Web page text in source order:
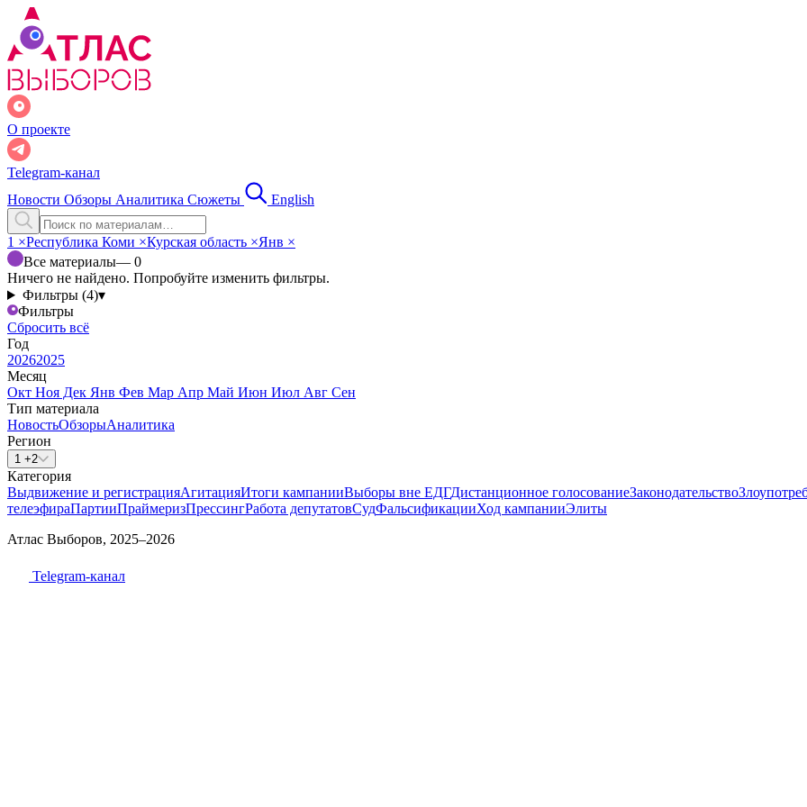
О проекте
Telegram-канал
Новости Обзоры Аналитика Сюжеты English
1 ×Республика Коми ×Курская область ×Янв ×
Все материалы— 0
Ничего не найдено. Попробуйте изменить фильтры.
Фильтры (4)▾
Фильтры
Сбросить всё
Год
20262025
Месяц
Окт Ноя Дек Янв Фев Мар Апр Май Июн Июл Авг Сен
Тип материала
НовостьОбзорыАналитика
Регион
1 +2
Категория
Выдвижение и регистрацияАгитацияИтоги кампанииВыборы вне ЕДГДистанционное голосованиеЗаконодательство
телеэфираПартииПраймеризПрессингРабота депутатовСудФальсификацииХод кампанииЭлиты
Атлас Выборов, 2025–2026
Telegram-канал